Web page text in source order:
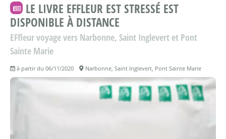
LE LIVRE EFFLEUR EST STRESSÉ EST
DISPONIBLE À DISTANCE
EFfleur voyage vers Narbonne, Saint Inglevert et Pont
Sainte Marie
à partir du 06/11/2020 Narbonne, Saint Inglevert, Pont Sainte Marie